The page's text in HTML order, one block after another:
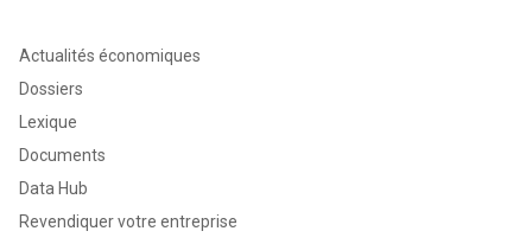
Actualités économiques
Dossiers
Lexique
Documents
Data Hub
Revendiquer votre entreprise